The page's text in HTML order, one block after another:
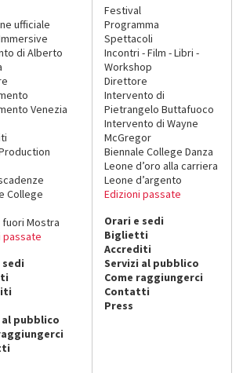
ufficiale
di Alberto
Venezia
College
fuori Mostra
passate
sedi
al pubblico
Festival
Programma
Spettacoli
Incontri - Film - Libri -
Workshop
Direttore
Intervento di
Pietrangelo Buttafuoco
Intervento di Wayne
McGregor
Biennale College Danza
Leone d’oro alla carriera
Leone d’argento
Edizioni passate
Orari e sedi
Biglietti
Accrediti
Servizi al pubblico
Come raggiungerci
Contatti
Press